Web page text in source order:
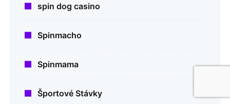
spin dog casino
Spinmacho
Spinmama
Športové Stávky